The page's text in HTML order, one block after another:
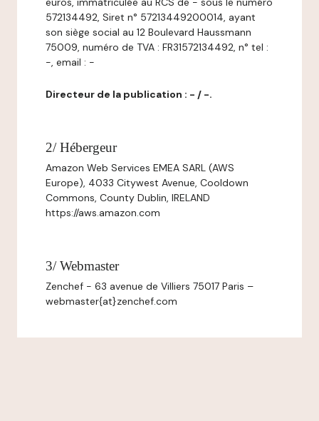
572134492, Siret n° 57213449200014, ayant
son siège social au 12 Boulevard Haussmann
75009, numéro de TVA : FR31572134492, n° tel :
-, email : -
Directeur de la publication : - / -.
2/ Hébergeur
Amazon Web Services EMEA SARL (AWS
Europe), 4033 Citywest Avenue, Cooldown
Commons, County Dublin, IRELAND
https://aws.amazon.com
3/ Webmaster
Zenchef - 63 avenue de Villiers 75017 Paris –
webmaster{at}zenchef.com